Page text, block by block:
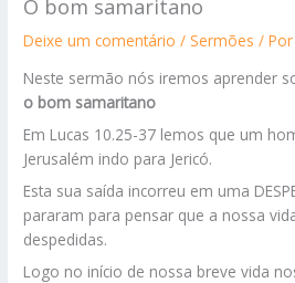
O bom samaritano
Deixe um comentário /Sermões /
Neste sermão nós iremos aprender
o bom samaritano
Em Lucas 10.25-37 lemos que um
Jerusalém indo para Jericó.
Esta sua saída incorreu em uma
pararam para pensar que a nossa
despedidas.
Logo no início de nossa breve vida